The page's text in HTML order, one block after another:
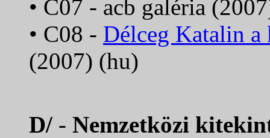
• C07 - acb galéria
• C08 - Délceg Katalin a
(2007) (hu)
D/ - Nemzetközi